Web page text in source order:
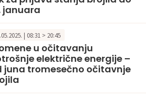
januara
| 08:31 > 20:45
u očitavanju
električne energije –
juna tromesečno očitavnje